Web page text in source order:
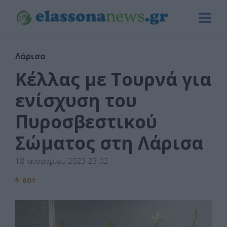
Λάρισα
Κέλλας με Τουρνά για
ενίσχυση του
Πυροσβεστικού
Σώματος στη Λάρισα
18 Ιανουαρίου 2023 23:02
601